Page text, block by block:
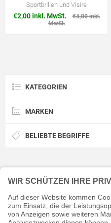
Sportbrillen und Visire
€2,00 inkl. MwSt.
€4,00 inkl.
MwSt.
KATEGORIEN
MARKEN
BELIEBTE BEGRIFFE